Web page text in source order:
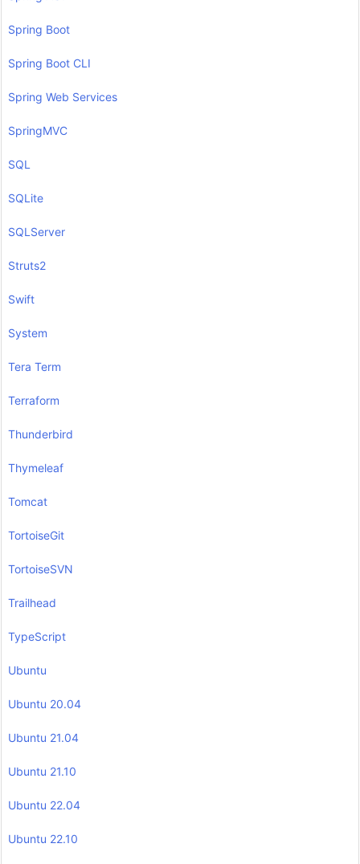
Spring Boot
Spring Boot CLI
Spring Web Services
SpringMVC
SQL
SQLite
SQLServer
Struts2
Swift
System
Tera Term
Terraform
Thunderbird
Thymeleaf
Tomcat
TortoiseGit
TortoiseSVN
Trailhead
TypeScript
Ubuntu
Ubuntu 20.04
Ubuntu 21.04
Ubuntu 21.10
Ubuntu 22.04
Ubuntu 22.10